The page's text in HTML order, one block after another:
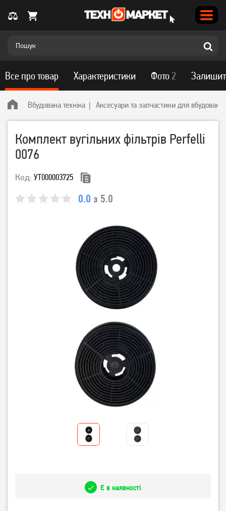
Вбудована техніка Аксесуари та запчастини для вбудованої
Комплект вугільних фільтрів Perfelli
0076
Код: УТ000003725
0.0 з 5.0
Все про товар Характеристики Фото 2
Є в наявності